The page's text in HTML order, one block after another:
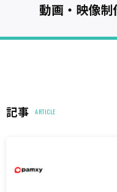
動画・映像
記事 ARTICLE